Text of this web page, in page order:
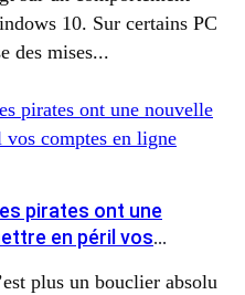
10. Sur certains PC
des mises...
pirates ont une
en péril vos
plus un bouclier absolu